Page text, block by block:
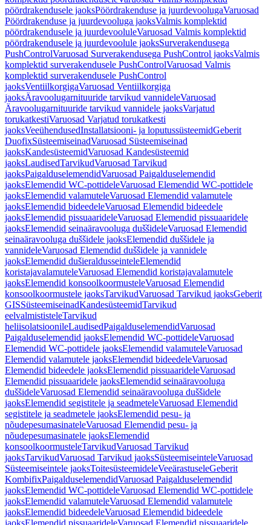
pöördrakendusele jaoksPöördrakenduse ja juurdevoolugaVaruosad
Pöördrakenduse ja juurdevooluga jaoksValmis komplektid
pöördrakendusele ja juurdevooluleVaruosad Valmis komplektid
pöördrakendusele ja juurdevoolule jaoksSurverakendusega
PushControlVaruosad Surverakendusega PushControl jaoksValmis
komplektid surverakendusele PushControlVaruosad Valmis
komplektid surverakendusele PushControl
jaoksVentiilkorgigaVaruosad Ventiilkorgiga
jaoksÄravoolugarnituuride tarvikud vannideleVaruosad
Äravoolugarnituuride tarvikud vannidele jaoksVarjatud
torukatkestiVaruosad Varjatud torukatkesti
jaoksVeeühendusedInstallatsiooni- ja loputussüsteemidGeberit
DuofixSüsteemiseinadVaruosad Süsteemiseinad
jaoksKandesüsteemidVaruosad Kandesüsteemid
jaoksLaudisedTarvikudVaruosad Tarvikud
jaoksPaigalduselemendidVaruosad Paigalduselemendid
jaoksElemendid WC-pottideleVaruosad Elemendid WC-pottidele
jaoksElemendid valamuteleVaruosad Elemendid valamutele
jaoksElemendid bideedeleVaruosad Elemendid bideedele
jaoksElemendid pissuaarideleVaruosad Elemendid pissuaaridele
jaoksElemendid seinaäravooluga duššideleVaruosad Elemendid
seinaäravooluga duššidele jaoksElemendid duššidele ja
vannideleVaruosad Elemendid duššidele ja vannidele
jaoksElemendid dušieraldusseinteleElemendid
koristajavalamuteleVaruosad Elemendid koristajavalamutele
jaoksElemendid konsoolkoormusteleVaruosad Elemendid
konsoolkoormustele jaoksTarvikudVaruosad Tarvikud jaoksGeberit
GISSüsteemiseinadKandesüsteemidTarvikud
eelvalmististeleTarvikud
heliisolatsioonileLaudisedPaigalduselemendidVaruosad
Paigalduselemendid jaoksElemendid WC-pottideleVaruosad
Elemendid WC-pottidele jaoksElemendid valamuteleVaruosad
Elemendid valamutele jaoksElemendid bideedeleVaruosad
Elemendid bideedele jaoksElemendid pissuaarideleVaruosad
Elemendid pissuaaridele jaoksElemendid seinaäravooluga
duššideleVaruosad Elemendid seinaäravooluga duššidele
jaoksElemendid segistitele ja seadmeteleVaruosad Elemendid
segistitele ja seadmetele jaoksElemendid pesu- ja
nõudepesumasinateleVaruosad Elemendid pesu- ja
nõudepesumasinatele jaoksElemendid
konsoolkoormusteleTarvikudVaruosad Tarvikud
jaoksTarvikudVaruosad Tarvikud jaoksSüsteemiseinteleVaruosad
Süsteemiseintele jaoksToitesüsteemideleVeeärastuseleGeberit
KombifixPaigalduselemendidVaruosad Paigalduselemendid
jaoksElemendid WC-pottideleVaruosad Elemendid WC-pottidele
jaoksElemendid valamuteleVaruosad Elemendid valamutele
jaoksElemendid bideedeleVaruosad Elemendid bideedele
jaoksElemendid pissuaarideleVaruosad Elemendid pissuaaridele